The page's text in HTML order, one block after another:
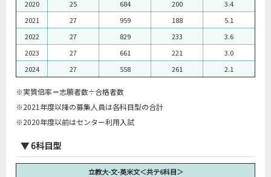
2020 25 684 200
3.4
2021
27 959 188
5.1
2022
27 829 233
3.6
2023
27 661 221
3.0
2024
27 558 261 2.1
※実質倍率＝志願者数÷合格者数
※2021年度以降の募集人員は各科目型の合計
※2020年度以前はセンター利用入試
▼ 6科目型
立教大-文-英米文＜共テ6科目＞